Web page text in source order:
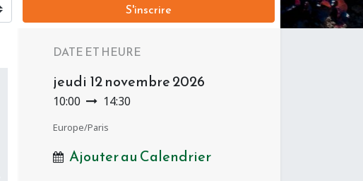
S'inscrire
DATE ET HEURE
jeudi 12 novembre 2026
10:00 14:30
Europe/Paris
Ajouter au Calendrier